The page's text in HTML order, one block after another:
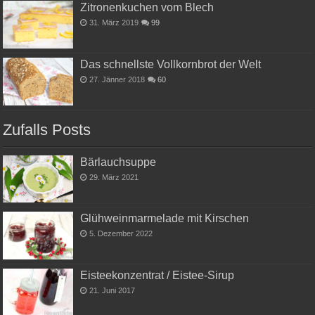
Zitronenkuchen vom Blech
31. März 2019 99
Das schnellste Vollkornbrot der Welt
27. Jänner 2018 60
Zufalls Posts
Bärlauchsuppe
29. März 2021
Glühweinmarmelade mit Kirschen
5. Dezember 2022
Eisteekonzentrat / Eistee-Sirup
21. Juni 2017